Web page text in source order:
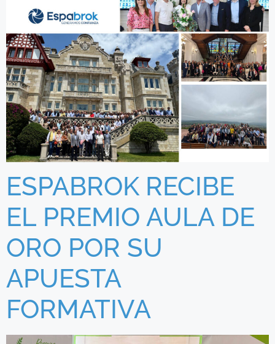
ESPABROK RECIBE
EL PREMIO AULA DE
ORO POR SU
APUESTA
FORMATIVA